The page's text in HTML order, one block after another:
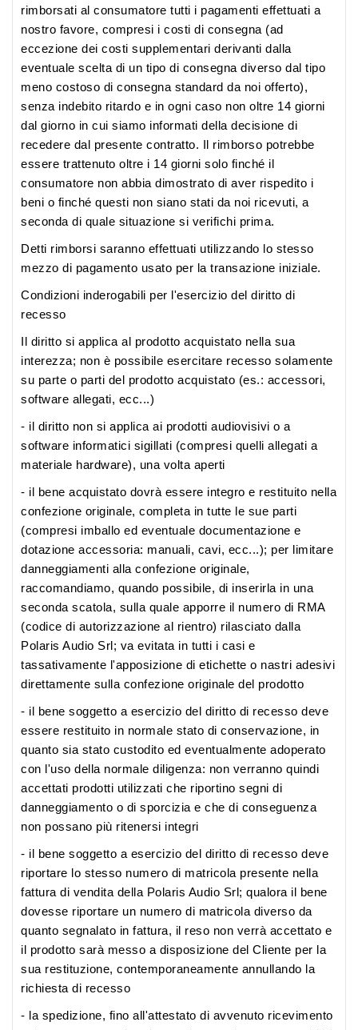
rimborsati al consumatore tutti i pagamenti effettuati a
nostro favore, compresi i costi di consegna (ad
eccezione dei costi supplementari derivanti dalla
eventuale scelta di un tipo di consegna diverso dal tipo
meno costoso di consegna standard da noi offerto),
senza indebito ritardo e in ogni caso non oltre 14 giorni
dal giorno in cui siamo informati della decisione di
recedere dal presente contratto. Il rimborso potrebbe
essere trattenuto oltre i 14 giorni solo finché il
consumatore non abbia dimostrato di aver rispedito i
beni o finché questi non siano stati da noi ricevuti, a
seconda di quale situazione si verifichi prima.
Detti rimborsi saranno effettuati utilizzando lo stesso
mezzo di pagamento usato per la transazione iniziale.
Condizioni inderogabili per l'esercizio del diritto di
recesso
Il diritto si applica al prodotto acquistato nella sua
interezza; non è possibile esercitare recesso solamente
su parte o parti del prodotto acquistato (es.: accessori,
software allegati, ecc...)
- il diritto non si applica ai prodotti audiovisivi o a
software informatici sigillati (compresi quelli allegati a
materiale hardware), una volta aperti
- il bene acquistato dovrà essere integro e restituito nella
confezione originale, completa in tutte le sue parti
(compresi imballo ed eventuale documentazione e
dotazione accessoria: manuali, cavi, ecc...); per limitare
danneggiamenti alla confezione originale,
raccomandiamo, quando possibile, di inserirla in una
seconda scatola, sulla quale apporre il numero di RMA
(codice di autorizzazione al rientro) rilasciato dalla
Polaris Audio Srl; va evitata in tutti i casi e
tassativamente l'apposizione di etichette o nastri adesivi
direttamente sulla confezione originale del prodotto
- il bene soggetto a esercizio del diritto di recesso deve
essere restituito in normale stato di conservazione, in
quanto sia stato custodito ed eventualmente adoperato
con l'uso della normale diligenza: non verranno quindi
accettati prodotti utilizzati che riportino segni di
danneggiamento o di sporcizia e che di conseguenza
non possano più ritenersi integri
- il bene soggetto a esercizio del diritto di recesso deve
riportare lo stesso numero di matricola presente nella
fattura di vendita della Polaris Audio Srl; qualora il bene
dovesse riportare un numero di matricola diverso da
quanto segnalato in fattura, il reso non verrà accettato e
il prodotto sarà messo a disposizione del Cliente per la
sua restituzione, contemporaneamente annullando la
richiesta di recesso
- la spedizione, fino all'attestato di avvenuto ricevimento